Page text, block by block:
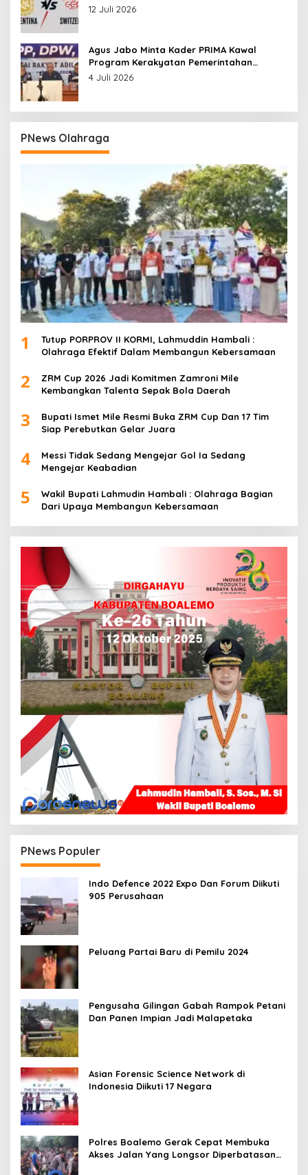
12 Juli 2026
Agus Jabo Minta Kader PRIMA Kawal
Program Kerakyatan Pemerintahan
Prabowo
4 Juli 2026
PNews Olahraga
1
Tutup PORPROV II KORMI, Lahmuddin Hambali :
Olahraga Efektif Dalam Membangun Kebersamaan
2
ZRM Cup 2026 Jadi Komitmen Zamroni Mile
Kembangkan Talenta Sepak Bola Daerah
3
Bupati Ismet Mile Resmi Buka ZRM Cup Dan 17 Tim
Siap Perebutkan Gelar Juara
4
Messi Tidak Sedang Mengejar Gol Ia Sedang
Mengejar Keabadian
5
Wakil Bupati Lahmudin Hambali : Olahraga Bagian
Dari Upaya Membangun Kebersamaan
PNews Populer
Indo Defence 2022 Expo Dan Forum Diikuti
905 Perusahaan
Peluang Partai Baru di Pemilu 2024
Pengusaha Gilingan Gabah Rampok Petani
Dan Panen Impian Jadi Malapetaka
Asian Forensic Science Network di
Indonesia Diikuti 17 Negara
Polres Boalemo Gerak Cepat Membuka
Akses Jalan Yang Longsor Diperbatasan